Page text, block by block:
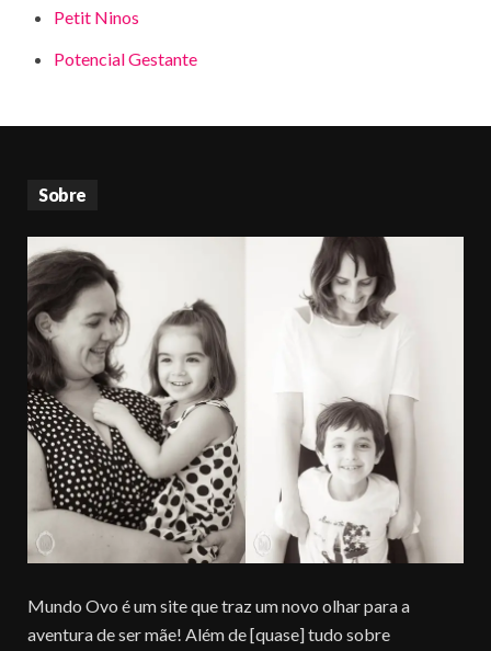
Petit Ninos
Potencial Gestante
Sobre
Mundo Ovo é um site que traz um novo olhar para a
aventura de ser mãe! Além de [quase] tudo sobre